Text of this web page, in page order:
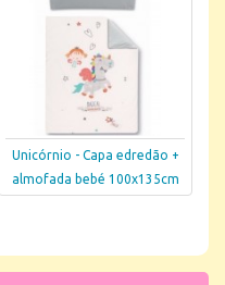
Unicórnio - Capa edredão +
almofada bebé 100x135cm